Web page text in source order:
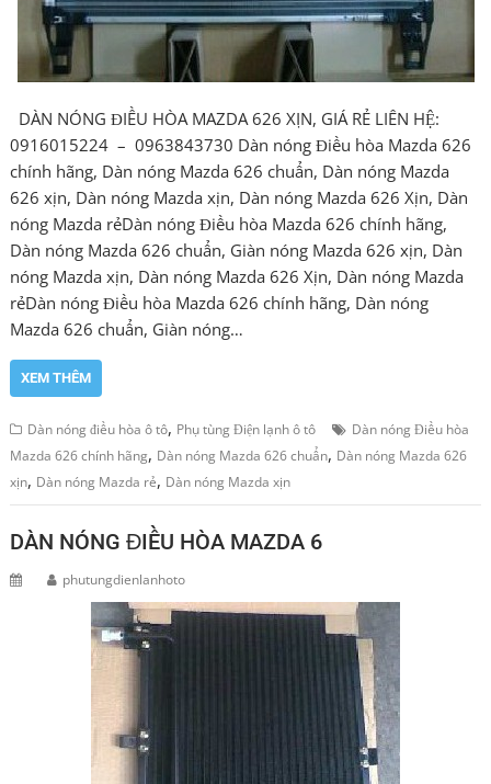
DÀN NÓNG ĐIỀU HÒA MAZDA 626 XỊN, GIÁ RẺ LIÊN HỆ:
0916015224 – 0963843730 Dàn nóng Điều hòa Mazda 626
chính hãng, Dàn nóng Mazda 626 chuẩn, Dàn nóng Mazda
626 xịn, Dàn nóng Mazda xịn, Dàn nóng Mazda 626 Xịn, Dàn
nóng Mazda rẻDàn nóng Điều hòa Mazda 626 chính hãng,
Dàn nóng Mazda 626 chuẩn, Giàn nóng Mazda 626 xịn, Dàn
nóng Mazda xịn, Dàn nóng Mazda 626 Xịn, Dàn nóng Mazda
rẻDàn nóng Điều hòa Mazda 626 chính hãng, Dàn nóng
Mazda 626 chuẩn, Giàn nóng…
XEM THÊM
Dàn nóng điều hòa ô tô, Phụ tùng Điện lạnh ô tô
Dàn nóng Điều hòa
Mazda 626 chính hãng, Dàn nóng Mazda 626 chuẩn, Dàn nóng Mazda 626
xịn, Dàn nóng Mazda rẻ, Dàn nóng Mazda xịn
DÀN NÓNG ĐIỀU HÒA MAZDA 6
phutungdienlanhoto